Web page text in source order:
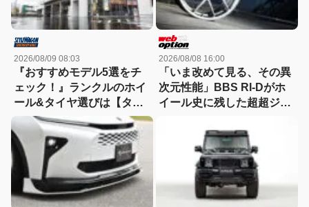
2026/08/09 08:03
『おすすめモデル5選をチ
ェック！』ランクルのホイ
ール&タイヤ選びは【タイ
ヤ&ホイール館フジ】にお
まかせ
2026/08/08 16:00
「いま改めて見る、その異
次元性能」BBS RI-Dがホ
イール史に残した超超ジュ